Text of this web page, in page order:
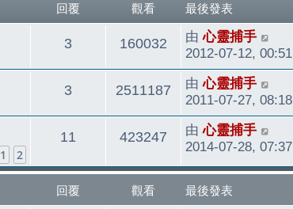
回覆 觀看 最後發表
3回
覆
160032
看
最
後
發
表
由心靈捕手
2012-07-12, 00:51
3回
覆
2511187
看
最
後
發
表
由心靈捕手
2011-07-27, 08:18
1 2
11
覆
423247
看
最
後
發
由心靈捕手
2014-07-28, 07:37
回覆 觀看 最後發表